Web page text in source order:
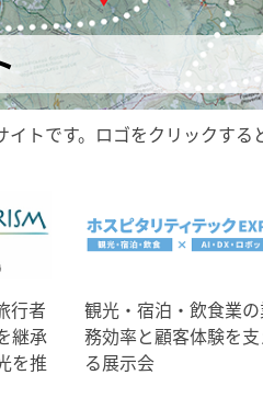
トです。ロゴをクリックす
行者
継承
を推
観光・宿泊・飲食業
務効率と顧客体験を
る展示会